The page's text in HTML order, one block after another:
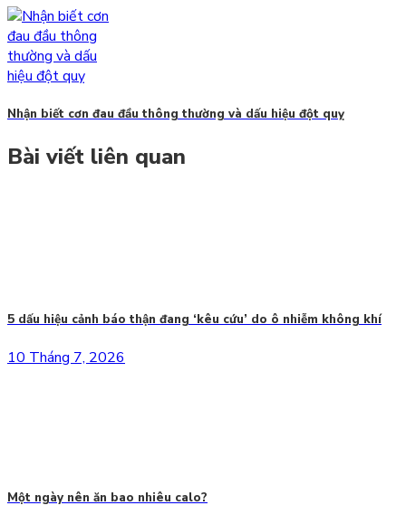
Nhận biết cơn đau đầu thông thường và dấu hiệu đột quỵ
Bài viết liên quan
5 dấu hiệu cảnh báo thận đang ‘kêu cứu’ do ô nhiễm không khí
10 Tháng 7, 2026
Một ngày nên ăn bao nhiêu calo?